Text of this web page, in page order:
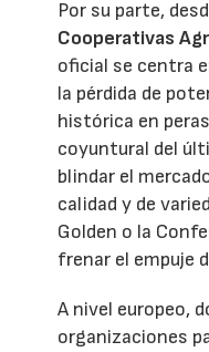
Por su parte,
Cooperativas
oficial se centra
la pérdida de
histórica en
coyuntural del
blindar el
calidad y de
Golden o la
frenar el empuje
A nivel europeo,
organizaciones